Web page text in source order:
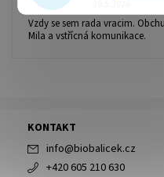
Vzdy se sem rada vracim.
Mila a vstřícná komunikace.
KONTAKT
info@biobalicek.cz
+420 605 210 630